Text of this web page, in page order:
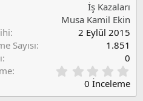
İş Kazaları
Musa Kamil Ekin
2 Eylül 2015
Sayısı
1.851
0
,
0
0 İnceleme